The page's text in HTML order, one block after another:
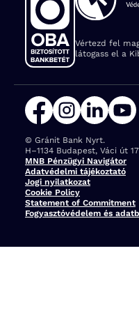
Vértezd fel
látogass el a
© Gránit Bank Nyrt.
Cím:
H–1134 Budapest, Váci út 17
MNB Pénzügyi Navigátor
Adatvédelmi tájékoztató
Jogi nyilatkozat
Cookie Policy
Statement of Commitment
Fogyasztóvédelem és